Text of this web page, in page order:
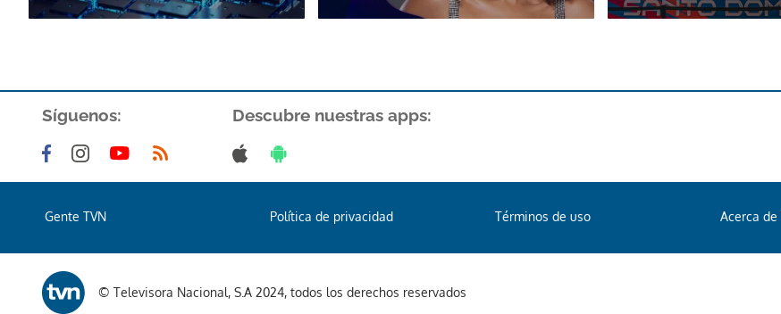
Síguenos: Descubre nuestras apps:
Gente TVN Política de privacidad Términos de uso Acerca de
© Televisora Nacional, S.A 2024, todos los derechos reservados